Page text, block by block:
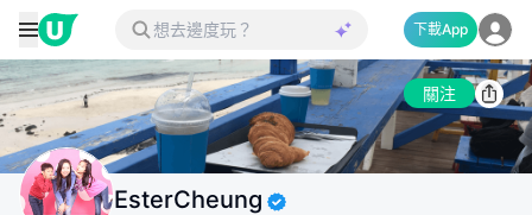
下載App
關注
EsterCheung